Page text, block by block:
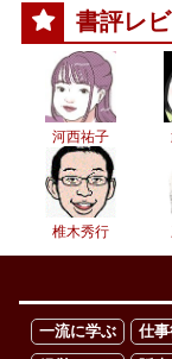
書評レ
河西祐子
椎木秀行
一流に学ぶ 仕